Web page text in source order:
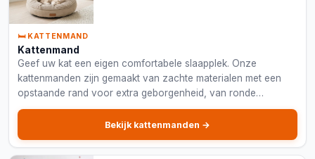
🛏️ KATTENMAND
Kattenmand
Geef uw kat een eigen comfortabele slaapplek. Onze
kattenmanden zijn gemaakt van zachte materialen met een
opstaande rand voor extra geborgenheid, van ronde
nestmanden tot platte kussens.
Bekijk kattenmanden →